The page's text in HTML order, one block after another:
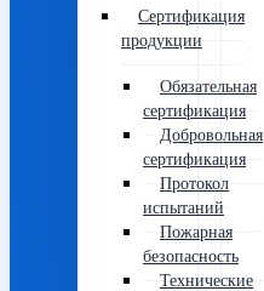
Сертификация
продукции
Обязательная
сертификация
Добровольная
сертификация
Протокол
испытаний
Пожарная
безопасность
Технические